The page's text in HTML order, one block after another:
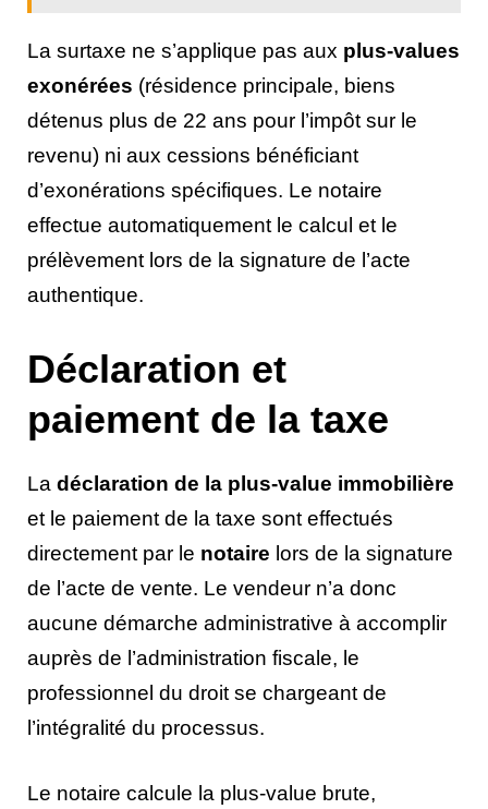
La surtaxe ne s’applique pas aux plus-values
exonérées (résidence principale, biens
détenus plus de 22 ans pour l’impôt sur le
revenu) ni aux cessions bénéficiant
d’exonérations spécifiques. Le notaire
effectue automatiquement le calcul et le
prélèvement lors de la signature de l’acte
authentique.
Déclaration et
paiement de la taxe
La déclaration de la plus-value immobilière
et le paiement de la taxe sont effectués
directement par le notaire lors de la signature
de l’acte de vente. Le vendeur n’a donc
aucune démarche administrative à accomplir
auprès de l’administration fiscale, le
professionnel du droit se chargeant de
l’intégralité du processus.
Le notaire calcule la plus-value brute,